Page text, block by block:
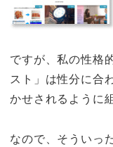
ですが、私の性格
スト」は性分に合
かせされるように
なので、そういっ